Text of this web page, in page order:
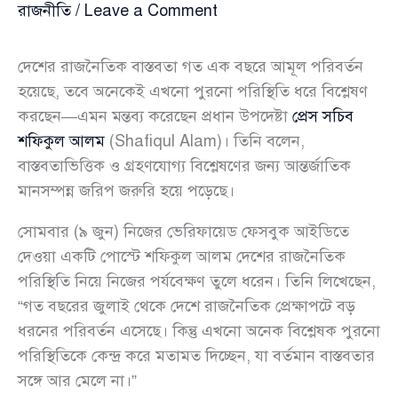
রাজনীতি/ Leave a Comment
দেশের রাজনৈতিক বাস্তবতা গত এক বছরে আমূল পরিবর্তন
হয়েছে, তবে অনেকেই এখনো পুরনো পরিস্থিতি ধরে বিশ্লেষণ
করছেন—এমন মন্তব্য করেছেন প্রধান উপদেষ্টা প্রেস সচিব
শফিকুল আলম (Shafiqul Alam)। তিনি বলেন,
বাস্তবতাভিত্তিক ও গ্রহণযোগ্য বিশ্লেষণের জন্য আন্তর্জাতিক
মানসম্পন্ন জরিপ জরুরি হয়ে পড়েছে।
সোমবার (৯ জুন) নিজের ভেরিফায়েড ফেসবুক আইডিতে
দেওয়া একটি পোস্টে শফিকুল আলম দেশের রাজনৈতিক
পরিস্থিতি নিয়ে নিজের পর্যবেক্ষণ তুলে ধরেন। তিনি লিখেছেন,
“গত বছরের জুলাই থেকে দেশে রাজনৈতিক প্রেক্ষাপটে বড়
ধরনের পরিবর্তন এসেছে। কিন্তু এখনো অনেক বিশ্লেষক পুরনো
পরিস্থিতিকে কেন্দ্র করে মতামত দিচ্ছেন, যা বর্তমান বাস্তবতার
সঙ্গে আর মেলে না।”